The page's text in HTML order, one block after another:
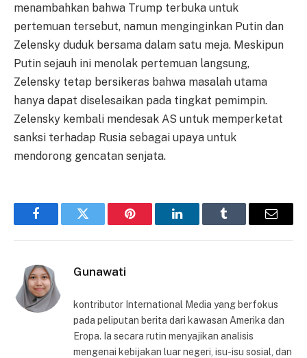
menambahkan bahwa Trump terbuka untuk
pertemuan tersebut, namun menginginkan Putin dan
Zelensky duduk bersama dalam satu meja. Meskipun
Putin sejauh ini menolak pertemuan langsung,
Zelensky tetap bersikeras bahwa masalah utama
hanya dapat diselesaikan pada tingkat pemimpin.
Zelensky kembali mendesak AS untuk memperketat
sanksi terhadap Rusia sebagai upaya untuk
mendorong gencatan senjata.
FacebookTwitter Pinterest LinkedInTumblr Email
Gunawati
kontributor International Media yang berfokus
pada peliputan berita dari kawasan Amerika dan
Eropa. Ia secara rutin menyajikan analisis
mengenai kebijakan luar negeri, isu-isu sosial, dan